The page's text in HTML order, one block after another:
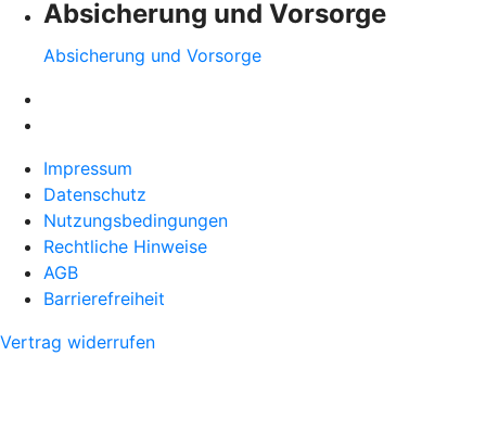
Absicherung und Vorsorge
Absicherung und Vorsorge
Impressum
Datenschutz
Nutzungsbedingungen
Rechtliche Hinweise
AGB
Barrierefreiheit
Vertrag widerrufen